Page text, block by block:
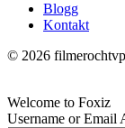
Blogg
Kontakt
© 2026
Welcome to Foxiz
Username or Email